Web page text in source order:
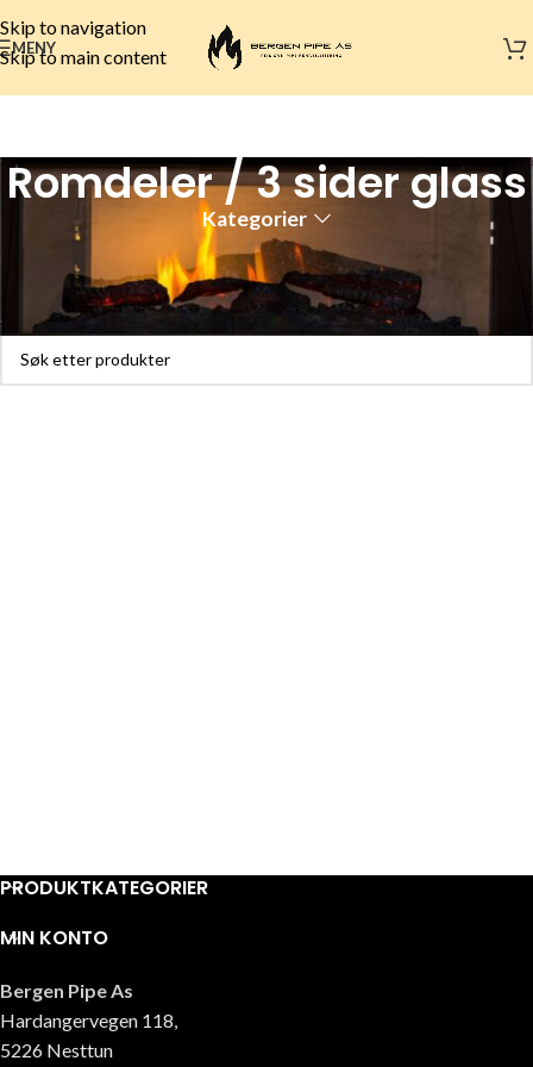
Skip to navigation
Skip to main content
MENY
Romdeler / 3 sider glass
Kategorier
Elektrisk peis Elektrisk innsats Romdeler / 3 sider glass
Fant ingen produkter som passet med valgene dine.
PRODUKTKATEGORIER
MIN KONTO
Bergen Pipe As
Hardangervegen 118,
5226 Nesttun